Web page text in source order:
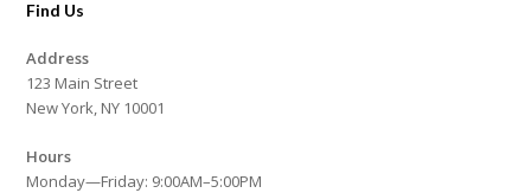
Find Us
Address
123 Main Street
New York, NY 10001
Hours
Monday—Friday: 9:00AM–5:00PM